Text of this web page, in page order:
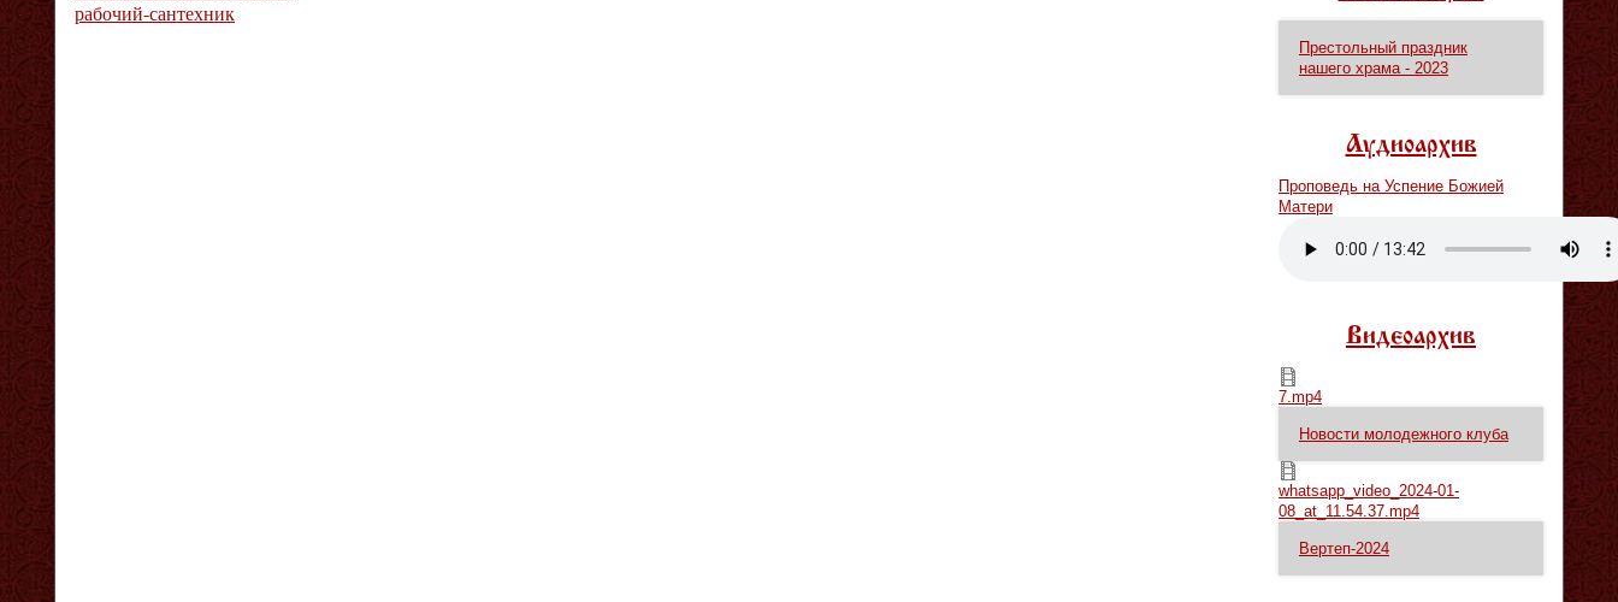
рабочий-сантехник
Престольный праздник
нашего храма - 2023
Аудиоархив
Проповедь на Успение Божией
Матери
Видеоархив
7.mp4
7.mp4
Новости молодежного клуба
whatsapp_video_2024-01-08_at_11.54.37.mp4
whatsapp_video_2024-01-
08_at_11.54.37.mp4
Вертеп-2024